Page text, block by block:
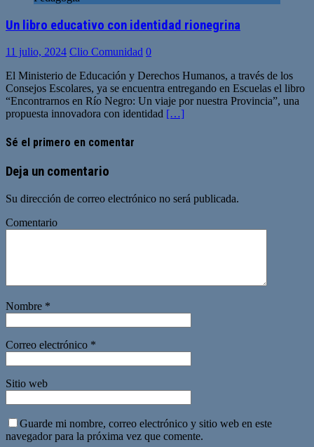
Un libro educativo con identidad rionegrina
11 julio, 2024 Clio Comunidad 0
El Ministerio de Educación y Derechos Humanos, a través de los
Consejos Escolares, ya se encuentra entregando en Escuelas el libro
“Encontrarnos en Río Negro: Un viaje por nuestra Provincia”, una
propuesta innovadora con identidad […]
Sé el primero en comentar
Deja un comentario
Su dirección de correo electrónico no será publicada.
Comentario
Nombre *
Correo electrónico *
Sitio web
Guarde mi nombre, correo electrónico y sitio web en este
navegador para la próxima vez que comente.